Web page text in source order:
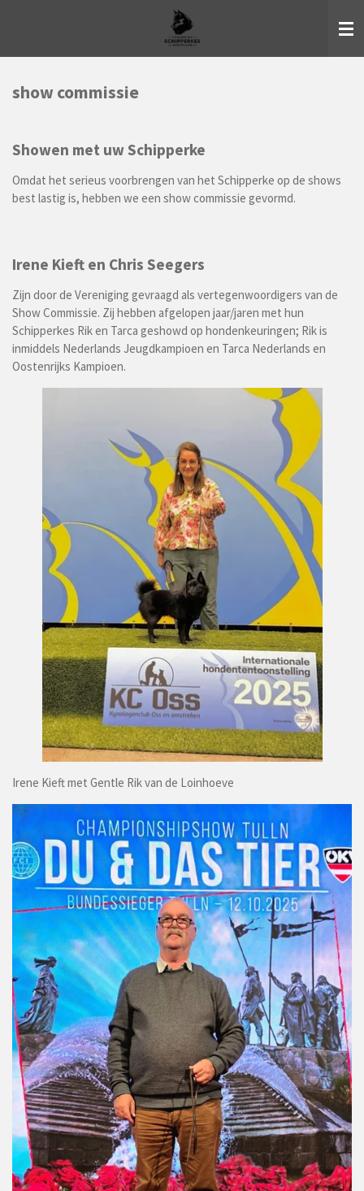
hoofdinhoud
show commissie
Showen met uw Schipperke
Omdat het serieus voorbrengen van het Schipperke op de shows
best lastig is, hebben we een show commissie gevormd.
Irene Kieft en Chris Seegers
Zijn door de Vereniging gevraagd als vertegenwoordigers van de
Show Commissie. Zij hebben afgelopen jaar/jaren met hun
Schipperkes Rik en Tarca geshowd op hondenkeuringen; Rik is
inmiddels Nederlands Jeugdkampioen en Tarca Nederlands en
Oostenrijks Kampioen.
Irene Kieft met Gentle Rik van de Loinhoeve